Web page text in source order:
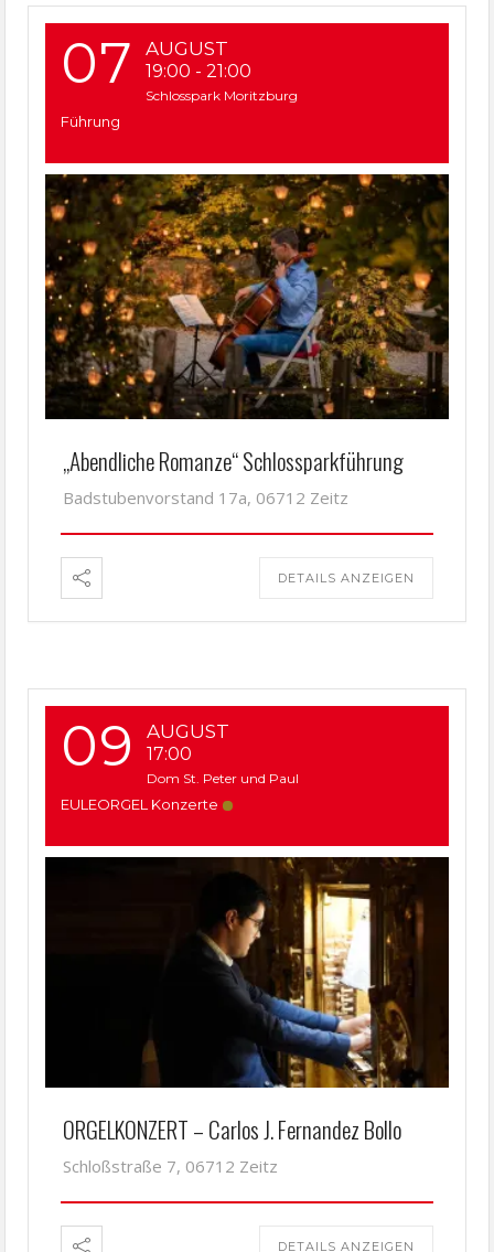
07 AUGUST
19:00 -21:00
Schlosspark Moritzburg
Führung
„Abendliche Romanze“ Schlossparkführung
Badstubenvorstand 17a, 06712 Zeitz
DETAILS ANZEIGEN
09 AUGUST
17:00
Dom St. Peter und Paul
EULEORGEL Konzerte
ORGELKONZERT – Carlos J. Fernandez Bollo
Schloßstraße 7, 06712 Zeitz
DETAILS ANZEIGEN